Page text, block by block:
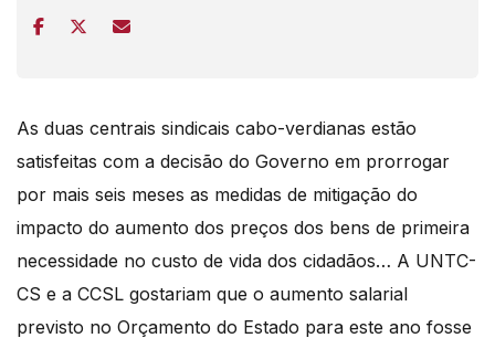
As duas centrais sindicais cabo-verdianas estão
satisfeitas com a decisão do Governo em prorrogar
por mais seis meses as medidas de mitigação do
impacto do aumento dos preços dos bens de primeira
necessidade no custo de vida dos cidadãos… A UNTC-
CS e a CCSL gostariam que o aumento salarial
previsto no Orçamento do Estado para este ano fosse